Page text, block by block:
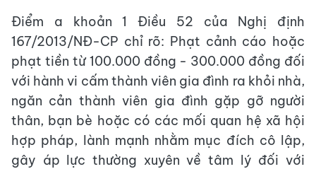
Điểm a khoản 1 Điều 52 của Nghị định
167/2013/NĐ-CP chỉ rõ: Phạt cảnh cáo hoặc
phạt tiền từ 100.000 đồng - 300.000 đồng đối
với hành vi cấm thành viên gia đình ra khỏi nhà,
ngăn cản thành viên gia đình gặp gỡ người
thân, bạn bè hoặc có các mối quan hệ xã hội
hợp pháp, lành mạnh nhằm mục đích cô lập,
gây áp lực thường xuyên về tâm lý đối với